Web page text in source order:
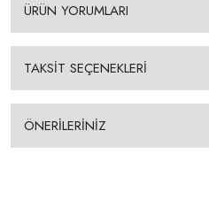
ÜRÜN YORUMLARI
TAKSİT SEÇENEKLERİ
ÖNERİLERİNİZ